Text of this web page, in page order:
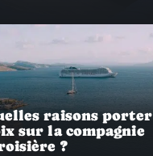
raisons porter
sur la compagnie
?